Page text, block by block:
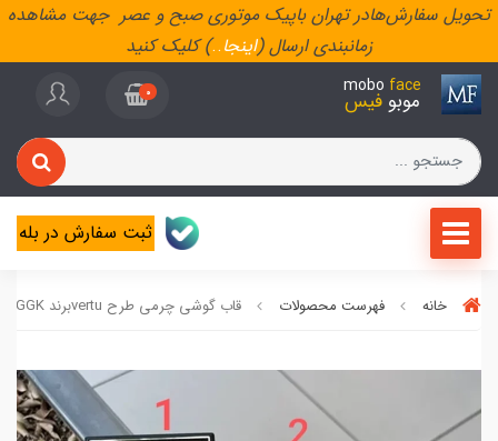
تحویل سفارش‌هادر تهران باپیک موتوری صبح و عصر جهت مشاهده
زمانبندی ارسال (اینجا..) کلیک کنید
mobo face
موبو فیس 0
ثبت سفارش در بله
خانه فهرست محصولات قاب گوشی چرمی طرح vertuبرند GGK